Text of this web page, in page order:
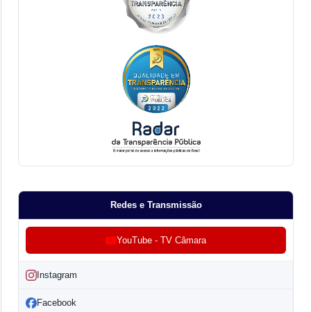
Redes e Transmissão
YouTube - TV Câmara
Instagram
Facebook